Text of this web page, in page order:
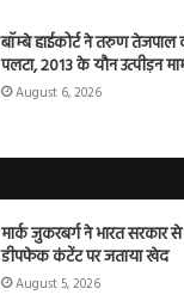
बॉम्बे हाईकोर्ट ने तरुण
पलटा, 2013 के यौन उत्पीड़न
August 6, 2026
मार्क जुकरबर्ग ने भारत
डीपफेक कंटेंट पर जताया खेद
August 5, 2026